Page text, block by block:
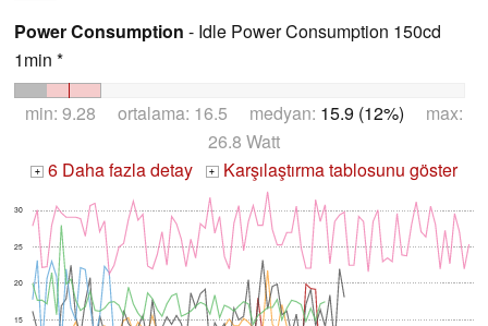
Power Consumption - Idle Power Consumption 150cd
1min *
min: 9.28 ortalama: 16.5 medyan: 15.9 (12%) max:
26.8 Watt
+ 6 Daha fazla detay + Karşılaştırma tablosunu göster
15
20
25
30